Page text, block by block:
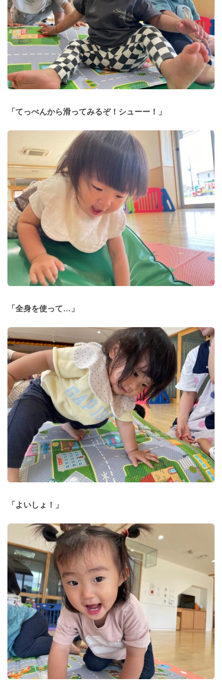
「てっぺんから滑ってみるぞ！シューー！」
「全身を使って…」
「よいしょ！」